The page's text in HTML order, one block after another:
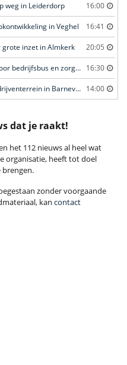
weg in Leiderdorp 16:00
in Veghel 16:41
inzet in Almkerk 20:05
Man met verward gedrag springt voor bedrijfsbus en zorgt voor opschudding in Veghel 16:30
Brandweer doet na controle op bedrijventerrein in Barneveld 14:00
dat je raakt!
het 112 nieuws al heel wat
organisatie, heeft tot doel
brengen.
zonder voorgaande
kan contact